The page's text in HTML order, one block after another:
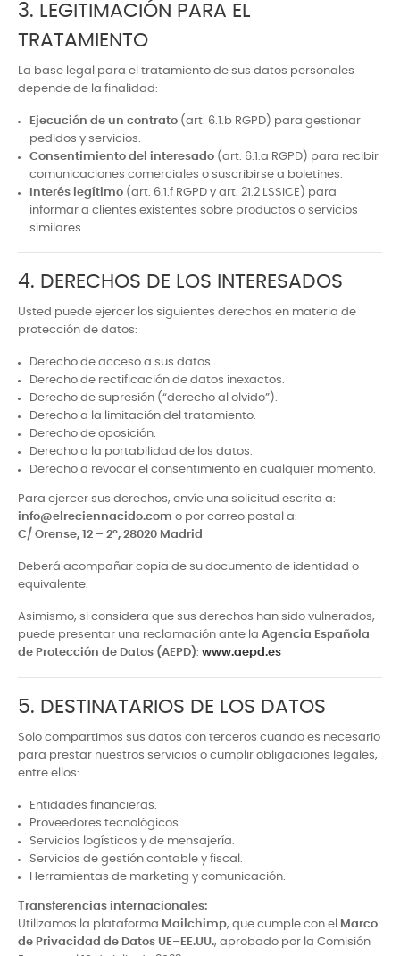
3. LEGITIMACIÓN PARA EL
TRATAMIENTO
La base legal para el tratamiento de sus datos personales
depende de la finalidad:
Ejecución de un contrato (art. 6.1.b RGPD) para gestionar
pedidos y servicios.
Consentimiento del interesado (art. 6.1.a RGPD) para recibir
comunicaciones comerciales o suscribirse a boletines.
Interés legítimo (art. 6.1.f RGPD y art. 21.2 LSSICE) para
informar a clientes existentes sobre productos o servicios
similares.
4. DERECHOS DE LOS INTERESADOS
Usted puede ejercer los siguientes derechos en materia de
protección de datos:
Derecho de acceso a sus datos.
Derecho de rectificación de datos inexactos.
Derecho de supresión (“derecho al olvido”).
Derecho a la limitación del tratamiento.
Derecho de oposición.
Derecho a la portabilidad de los datos.
Derecho a revocar el consentimiento en cualquier momento.
Para ejercer sus derechos, envíe una solicitud escrita a:
info@elreciennacido.com o por correo postal a:
C/ Orense, 12 – 2º, 28020 Madrid
Deberá acompañar copia de su documento de identidad o
equivalente.
Asimismo, si considera que sus derechos han sido vulnerados,
puede presentar una reclamación ante la Agencia Española
de Protección de Datos (AEPD): www.aepd.es
5. DESTINATARIOS DE LOS DATOS
Solo compartimos sus datos con terceros cuando es necesario
para prestar nuestros servicios o cumplir obligaciones legales,
entre ellos:
Entidades financieras.
Proveedores tecnológicos.
Servicios logísticos y de mensajería.
Servicios de gestión contable y fiscal.
Herramientas de marketing y comunicación.
Transferencias internacionales:
Utilizamos la plataforma Mailchimp, que cumple con el
Marco
de Privacidad de Datos UE–EE.UU., aprobado por la Comisión